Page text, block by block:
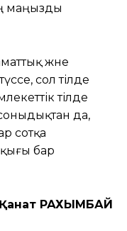
маңызды
және
сол тілде
тілде
да,
сотқа
бар
Қанат РАХЫМБАЙ